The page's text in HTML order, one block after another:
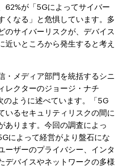
62%が「5Gによってサイバー
くなる」と危惧しています。多
のサイバーリスクが、デバイス
近いところから発生すると考え
・メディア部門を統括するシニ
レクターのジョージ・ナチ
のように述べています。「5G
いるセキュリティリスクの間に
あります。今回の調査によっ
によって経営がより盤石にな
ーザーのプライバシー、インタ
デバイスやネットワークの多様